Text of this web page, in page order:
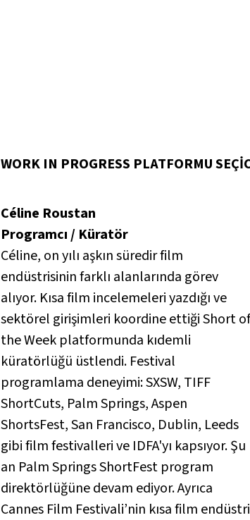
WORK IN PROGRESS PLATFORMU
Céline Roustan
Programcı / Küratör
Céline, on yılı aşkın süredir film
endüstrisinin farklı alanlarında görev
alıyor. Kısa film incelemeleri yazdığı ve
sektörel girişimleri koordine ettiği Short of
the Week platformunda kıdemli
küratörlüğü üstlendi. Festival
programlama deneyimi: SXSW, TIFF
ShortCuts, Palm Springs, Aspen
ShortsFest, San Francisco, Dublin, Leeds
gibi film festivalleri ve IDFA'yı kapsıyor. Şu
an Palm Springs ShortFest program
direktörlüğüne devam ediyor. Ayrıca
Cannes Film Festivali’nin kısa film endüstri